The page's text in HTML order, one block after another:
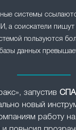
системы
а соискатели
пользуются
данных
запустив
новый
работу